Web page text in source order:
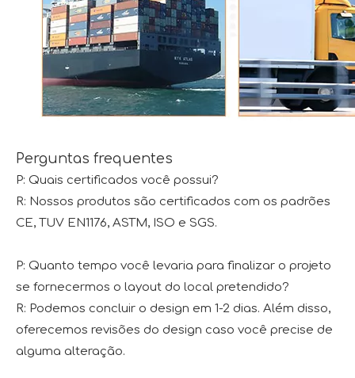
Perguntas frequentes
P: Quais certificados você possui?
R: Nossos produtos são certificados com os padrões
CE, TUV EN1176, ASTM, ISO e SGS.
P: Quanto tempo você levaria para finalizar o projeto
se fornecermos o layout do local pretendido?
R: Podemos concluir o design em 1-2 dias. Além disso,
oferecemos revisões do design caso você precise de
alguma alteração.